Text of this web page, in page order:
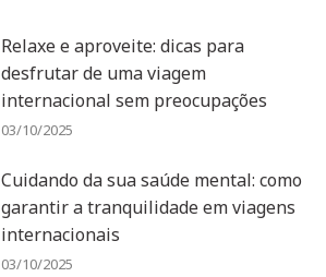
Relaxe e aproveite: dicas para
desfrutar de uma viagem
internacional sem preocupações
03/10/2025
Cuidando da sua saúde mental: como
garantir a tranquilidade em viagens
internacionais
03/10/2025